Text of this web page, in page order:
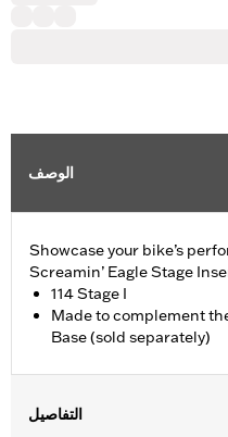
الوصف
Showcase your bike’s
Screamin’ Eagle Stage
114 Stage I
Made to complement
Base (sold separately)
التفاصيل